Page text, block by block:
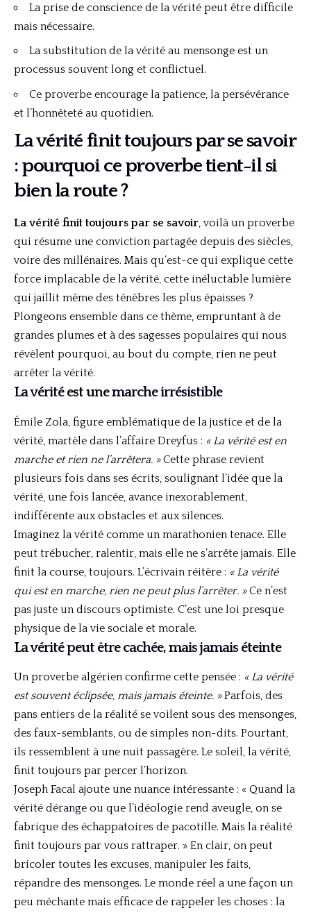
La prise de conscience de la vérité peut être difficile
mais nécessaire.
La substitution de la vérité au mensonge est un
processus souvent long et conflictuel.
Ce proverbe encourage la patience, la persévérance
et l’honnêteté au quotidien.
La vérité finit toujours par se savoir
: pourquoi ce proverbe tient-il si
bien la route ?
La vérité finit toujours par se savoir, voilà un proverbe
qui résume une conviction partagée depuis des siècles,
voire des millénaires. Mais qu’est-ce qui explique cette
force implacable de la vérité, cette inéluctable lumière
qui jaillit même des ténèbres les plus épaisses ?
Plongeons ensemble dans ce thème, empruntant à de
grandes plumes et à des sagesses populaires qui nous
révèlent pourquoi, au bout du compte, rien ne peut
arrêter la vérité.
La vérité est une marche irrésistible
Émile Zola, figure emblématique de la justice et de la
vérité, martèle dans l’affaire Dreyfus : « La vérité est en
marche et rien ne l’arrêtera. »Cette phrase revient
plusieurs fois dans ses écrits, soulignant l’idée que la
vérité, une fois lancée, avance inexorablement,
indifférente aux obstacles et aux silences.
Imaginez la vérité comme un marathonien tenace. Elle
peut trébucher, ralentir, mais elle ne s’arrête jamais. Elle
finit la course, toujours. L’écrivain réitère : « La vérité
qui est en marche, rien ne peut plus l’arrêter. »Ce n’est
pas juste un discours optimiste. C’est une loi presque
physique de la vie sociale et morale.
La vérité peut être cachée, mais jamais éteinte
Un proverbe algérien confirme cette pensée : « La vérité
est souvent éclipsée, mais jamais éteinte. »Parfois, des
pans entiers de la réalité se voilent sous des mensonges,
des faux-semblants, ou de simples non-dits. Pourtant,
ils ressemblent à une nuit passagère. Le soleil, la vérité,
finit toujours par percer l’horizon.
Joseph Facal ajoute une nuance intéressante : « Quand la
vérité dérange ou que l’idéologie rend aveugle, on se
fabrique des échappatoires de pacotille. Mais la réalité
finit toujours par vous rattraper. » En clair, on peut
bricoler toutes les excuses, manipuler les faits,
répandre des mensonges. Le monde réel a une façon un
peu méchante mais efficace de rappeler les choses : la